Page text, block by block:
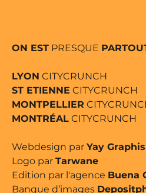
ON EST PRESQUE
LYON CITYCRUNCH
ST ETIENNE CITYCRUNCH
MONTPELLIER
MONTRÉAL CITYCRUNCH
Webdesign par Yay
Logo par Tarwane
Edition par l'agence Buena
Banque d’images